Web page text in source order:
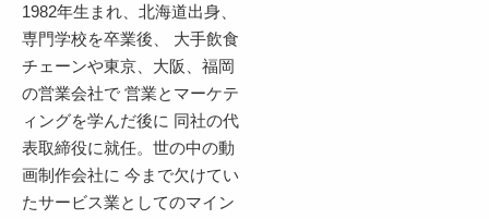
1982年生まれ、北海道出身、
専門学校を卒業後、 大手飲食
チェーンや東京、大阪、福岡
の営業会社で 営業とマーケテ
ィングを学んだ後に 同社の代
表取締役に就任。世の中の動
画制作会社に 今まで欠けてい
たサービス業としてのマイン